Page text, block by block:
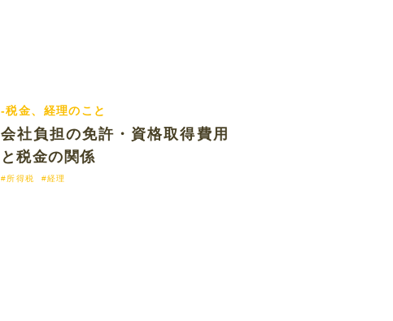
-税金、経理のこと
会社負担の免許・資格取得費用
と税金の関係
#所得税 #経理